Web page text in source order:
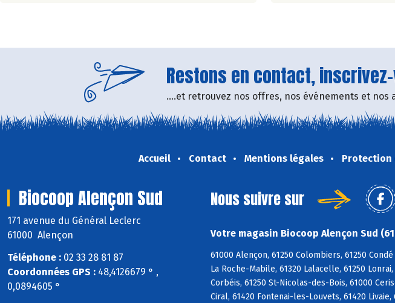
Restons en contact,
....et retrouvez nos offres, nos événements et nos
Accueil Contact Mentions légales Protection
Biocoop Alençon Sud
171 avenue du Général Leclerc
61000 Alençon
Téléphone : 02 33 28 81 87
Coordonnées GPS : 48,4126679 ° ,
0,0894605 °
Nous suivre sur
Votre magasin Biocoop Alençon Sud
61000 Alençon, 61250 Colombiers, 61250
La Roche-Mabile, 61320 Lalacelle, 61250
Corbéis, 61250 St-Nicolas-des-Bois, 61000
Ciral, 61420 Fontenai-les-Louvets, 61420